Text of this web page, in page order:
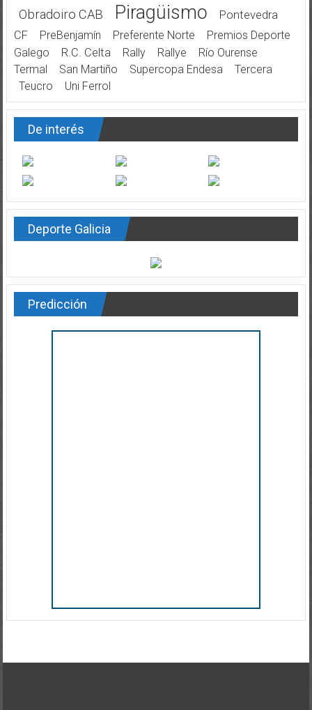
Obradoiro CAB Piragüismo
Pontevedra
CF
PreBenjamín Preferente Norte
Premios Deporte
Galego
R.C. Celta Rally Rallye
Río Ourense
Termal
San Martiño Supercopa Endesa
Tercera
Teucro
Uni Ferrol
De interés
Deporte Galicia
Predicción